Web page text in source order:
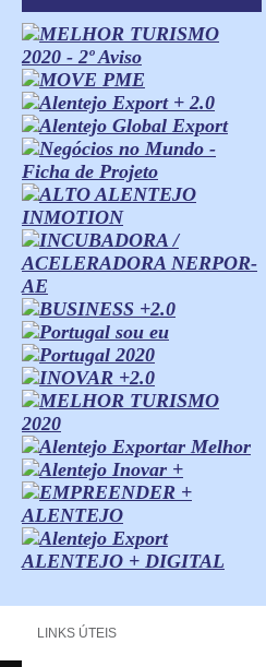
ALENTEJO + DIGITAL
LINKS ÚTEIS